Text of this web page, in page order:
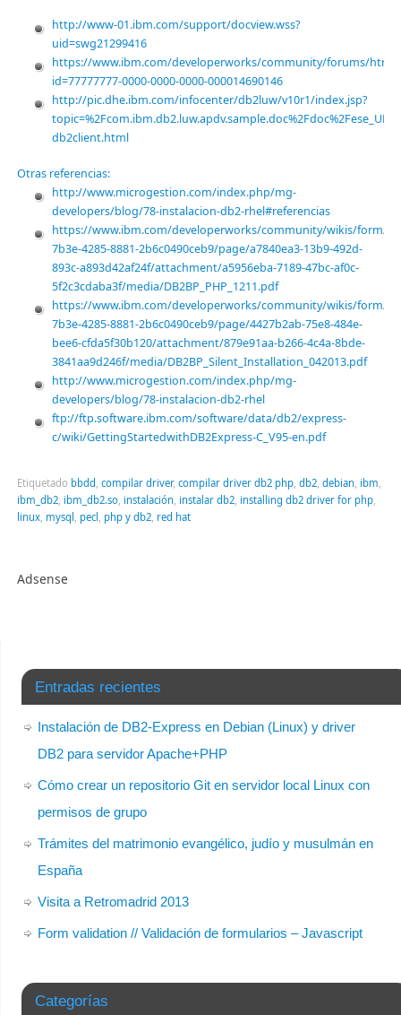
http://www-01.ibm.com/support/docview.wss?
uid=swg21299416
https://www.ibm.com/developerworks/community/forums/html/
id=77777777-0000-0000-0000-000014690146
http://pic.dhe.ibm.com/infocenter/db2luw/v10r1/index.jsp?
db2client.html
Otras referencias:
http://www.microgestion.com/index.php/mg-
developers/blog/78-instalacion-db2-rhel#referencias
https://www.ibm.com/developerworks/community/wikis/form/
7b3e-4285-8881-2b6c0490ceb9/page/a7840ea3-13b9-492d-
893c-a893d42af24f/attachment/a5956eba-7189-47bc-af0c-
5f2c3cdaba3f/media/DB2BP_PHP_1211.pdf
https://www.ibm.com/developerworks/community/wikis/form/
7b3e-4285-8881-2b6c0490ceb9/page/4427b2ab-75e8-484e-
bee6-cfda5f30b120/attachment/879e91aa-b266-4c4a-8bde-
3841aa9d246f/media/DB2BP_Silent_Installation_042013.pdf
http://www.microgestion.com/index.php/mg-
developers/blog/78-instalacion-db2-rhel
ftp://ftp.software.ibm.com/software/data/db2/express-
c/wiki/GettingStartedwithDB2Express-C_V95-en.pdf
Etiquetado bbdd, compilar driver, compilar driver db2 php, db2, debian, ibm,
ibm_db2, ibm_db2.so, instalación, instalar db2, installing db2 driver for php,
linux, mysql , pecl , php y db2, red hat
Adsense
Entradas recientes
Instalación de DB2-Express en Debian (Linux) y driver
DB2 para servidor Apache+PHP
Cómo crear un repositorio Git en servidor local Linux con
permisos de grupo
Trámites del matrimonio evangélico, judío y musulmán en
España
Visita a Retromadrid 2013
Form validation // Validación de formularios – Javascript
Categorías